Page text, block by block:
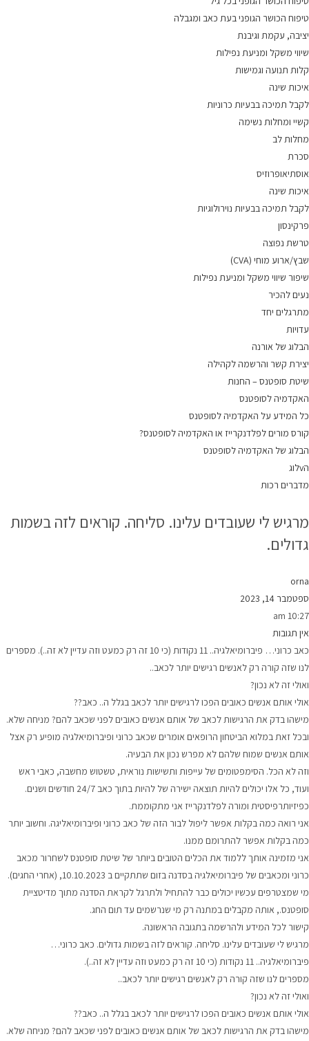
טיפוח הכושר הגופני בעת כאב ומגבלה
יציבה, עקמת וגיבנת
שיווי משקל ומניעת נפילות
קלות תנועה וגמישות
איכות שינה
לקבל תמיכה בבעיות כרוניות
קשיי ומחלות נשימה
מחלות לב
סכרת
אוסתיאופרוזיס
איכות שינה
לקבל תמיכה בבעיות נוירולוגיות
פרקינסון
טרשת נפוצה
שבץ/ארוע מוחי (CVA)
שיפור שיווי משקל ומניעת נפילות
נעים להכיר
מתרגלים יחד
עדויות
הבלוג של אורנה
יצירת קשר והרשמה לקהילה
שיטת סופטנס – החנות
האקדמיה לסופטנס
כל המידע על האקדמיה לסופטנס
קורס מורים לפלדנקרייז או האקדמיה לסופטנס?
הבלוג של האקדמיה לסופטנס
הvלוג
מדברים רכות
מרגיש לי שעובדים עלינו. סליחה. קוראים לזה בשמות
גדולים.
orna
ספטמבר 14, 2023
10:27 am
אין תגובות
כאב כרוני… פיברומיאלגיה.. 11 נקודות (כי 10 זה רק כמעט וזה עדיין לא זה..). מספרים
לנו שזה קורה רק לאנשים רגישים יותר לכאב..
ואולי זה לא נכון?
אולי אותם אנשים כאובים הפכו לרגישים יותר לכאב בגלל ה.. כאב??
מישהו בדק את הרגישות לכאב של אותם אנשים כאובים לפני שכאב להם? מניחה שלא.
ובכל זאת במלוא הביטחון הרופאים אומרים שכאב כרוני ופיברומיאלגיה מופיע רק אצל
אותם אנשים שמוח שלהם לא מפרש נכון את הבעיה.
וזה לא הכל. הסימפטומים של עייפות ותשישות נוראית, טשטוש מחשבה, כאבי ראש
ועוד, כל אלו יכולים להיות תוצאה ישירה של להיות בתוך כאב 24/7 חודשים ושנים.
כפיזיותרפיסטית ומורה לפלדנקרייז אני מתקוממת.
אני רואה כמה בקלות אפשר ליפול לבור הזה של כאב כרוני ופיברומיאליגה. וחשוב יותר
כמה בקלות אפשר להתרומם ממנו.
אני מזמינה אותך ללמוד את הכלים הטובים ביותר של שיטת סופטנס לשחרור מכאב
כרוני ומכאבים של פיברומיאלגיה בסדנה בזום שתתקיים ב 10.10.2023, (אחרי החגים).
מי שמצטרפים עכשיו יכולים כבר להתחיל ולתרגל לקראת הסדנה מתוך מדיטציית
סופטנס., אותה מקבלים במתנה רק מי שנרשמים עד תום החג.
קישור לכל המידע ולהרשמה בתגובה הראשונה.
מרגיש לי שעובדים עלינו. סליחה. קוראים לזה בשמות גדולים. כאב כרוני…
פיברומיאלגיה.. 11 נקודות (כי 10 זה רק כמעט וזה עדיין לא זה..).
מספרים לנו שזה קורה רק לאנשים רגישים יותר לכאב..
ואולי זה לא נכון?
אולי אותם אנשים כאובים הפכו לרגישים יותר לכאב בגלל ה.. כאב??
מישהו בדק את הרגישות לכאב של אותם אנשים כאובים לפני שכאב להם? מניחה שלא.